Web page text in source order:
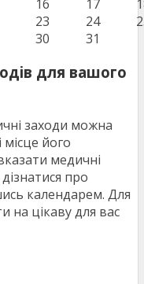
16 17
23 24
30 31
для вашого
заходи можна
його
медичні
про
календарем. Для
на цікаву для вас